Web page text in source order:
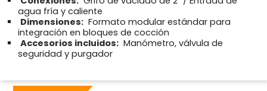
agua fría y caliente
Dimensiones: Formato modular estándar para
integración en bloques de cocción
Accesorios incluidos: Manómetro, válvula de
seguridad y purgador